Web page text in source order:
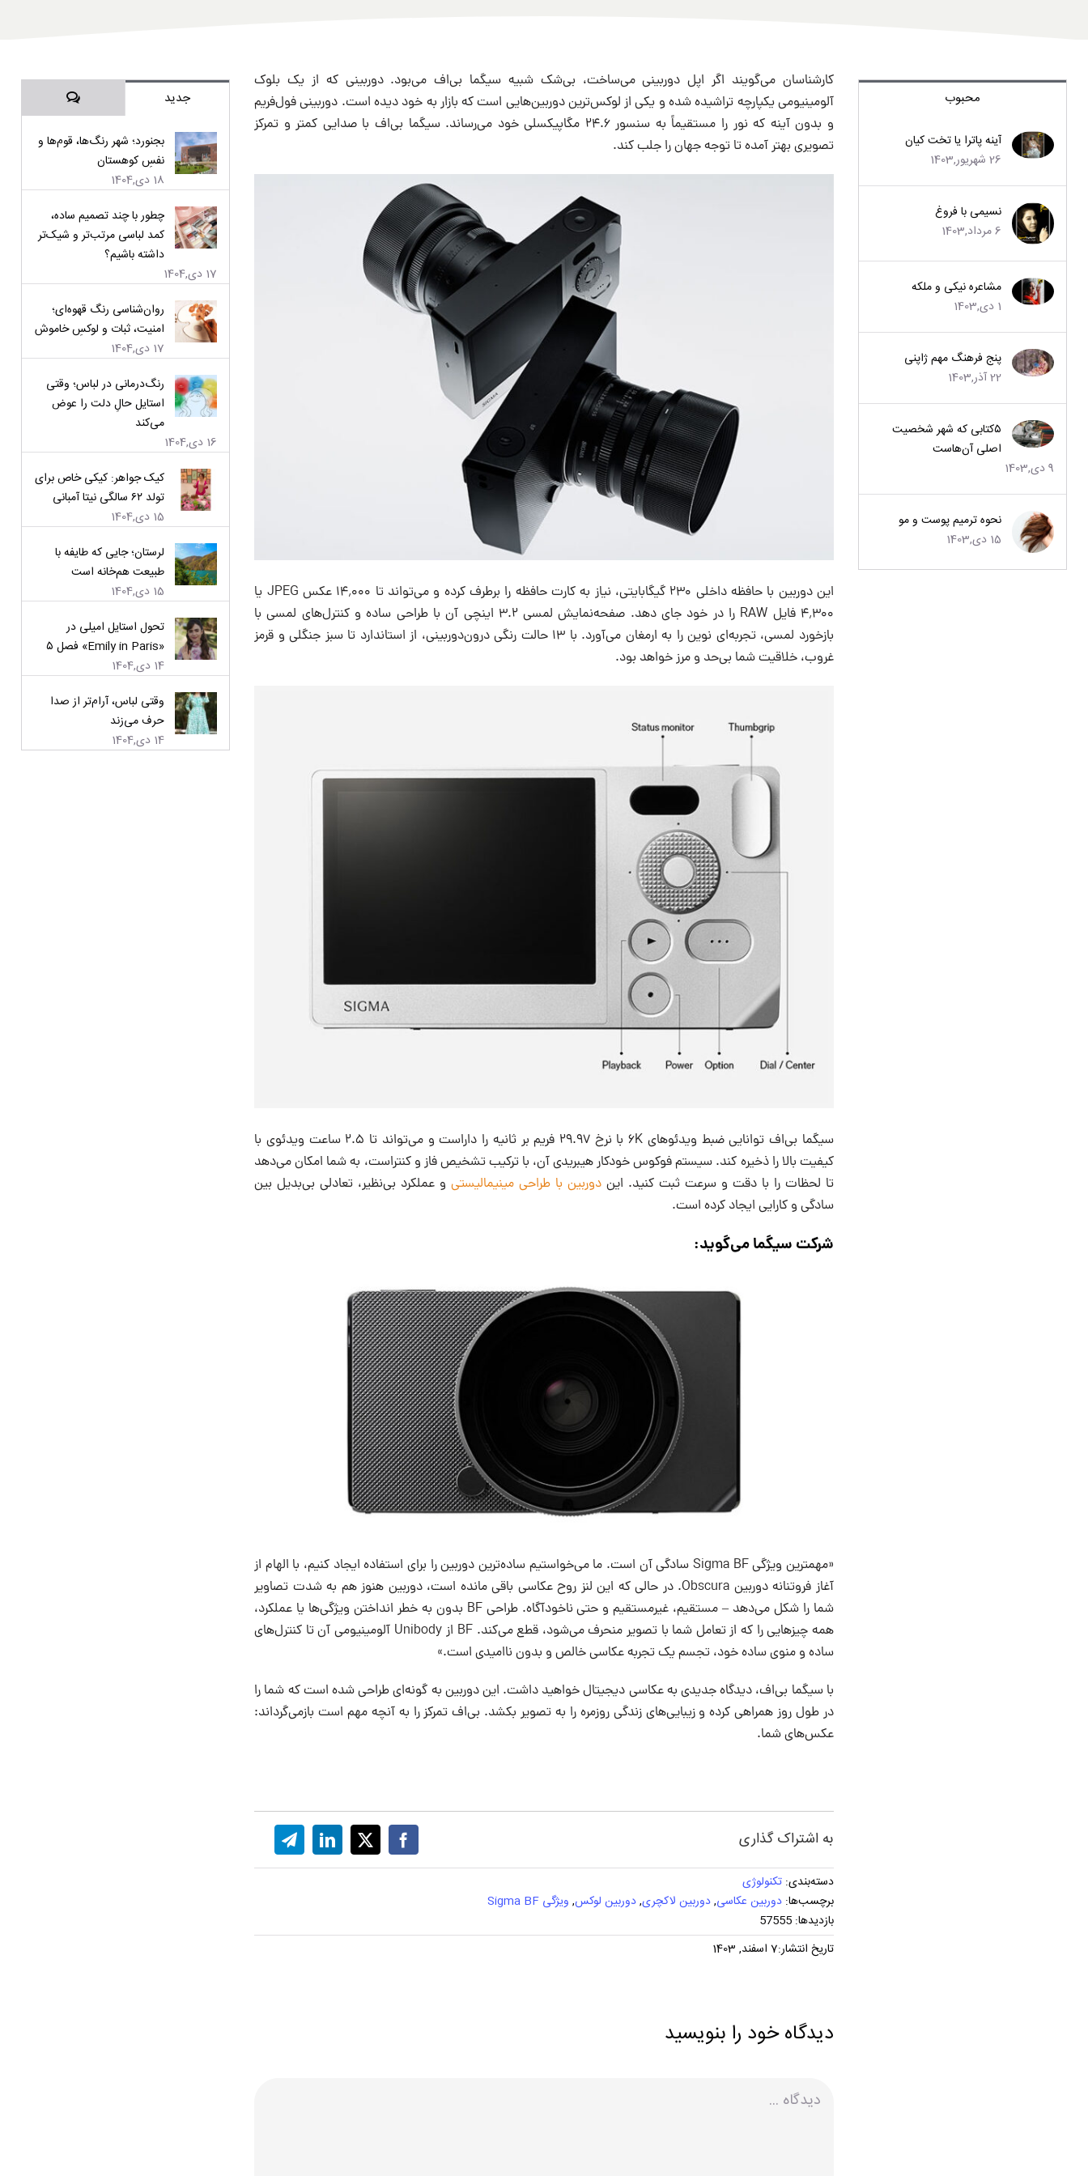
محبوب
آینه پاترا یا تخت کیان
26 شهریور,1403
نسیمی با فروغ
6 مرداد,1403
مشاعره نیکی و ملکه
1 دی,1403
پنج فرهنگ مهم ژاپنی
22 آذر,1403
۵کتابی که شهر شخصیت
اصلی آن‌هاست
9 دی,1403
نحوه ترمیم پوست و مو
15 دی,1403
کارشناسان می‌گویند اگر اپل دوربینی می‌ساخت، بی‌شک شبیه سیگما بی‌اف می‌بود. دوربینی که از یک بلوک
آلومینیومی یکپارچه تراشیده شده و یکی از لوکس‌ترین دوربین‌هایی است که بازار به خود دیده است. دوربینی فول‌فریم
و بدون آینه که نور را مستقیماً به سنسور ۲۴.۶ مگاپیکسلی خود می‌رساند. سیگما بی‌اف با صدایی کمتر و تمرکز
تصویری بهتر آمده تا توجه جهان را جلب کند.
این دوربین با حافظه داخلی ۲۳۰ گیگابایتی، نیاز به کارت حافظه را برطرف کرده و می‌تواند تا ۱۴٬۰۰۰ عکس JPEG یا
۴٬۳۰۰ فایل RAW را در خود جای دهد. صفحه‌نمایش لمسی ۳.۲ اینچی آن با طراحی ساده و کنترل‌های لمسی با
بازخورد لمسی، تجربه‌ای نوین را به ارمغان می‌آورد. با ۱۳ حالت رنگی درون‌دوربینی، از استاندارد تا سبز جنگلی و قرمز
غروب، خلاقیت شما بی‌حد و مرز خواهد بود.
سیگما بی‌اف توانایی ضبط ویدئوهای 6K با نرخ ۲۹.۹۷ فریم بر ثانیه را داراست و می‌تواند تا ۲.۵ ساعت ویدئوی با
کیفیت بالا را ذخیره کند. سیستم فوکوس خودکار هیبریدی آن، با ترکیب تشخیص فاز و کنتراست، به شما امکان می‌دهد
تا لحظات را با دقت و سرعت ثبت کنید. این دوربین با طراحی مینیمالیستیو عملکرد بی‌نظیر، تعادلی بی‌بدیل بین
سادگی و کارایی ایجاد کرده است.
شرکت سیگما می‌گوید:
«مهمترین ویژگی Sigma BF سادگی آن است. ما می‌خواستیم ساده‌ترین دوربین را برای استفاده ایجاد کنیم، با الهام از
آغاز فروتنانه دوربین Obscura. در حالی که این لنز روح عکاسی باقی مانده است، دوربین هنوز هم به شدت تصاویر
شما را شکل می‌دهد – مستقیم، غیرمستقیم و حتی ناخودآگاه. طراحی BF بدون به خطر انداختن ویژگی‌ها یا عملکرد،
همه چیزهایی را که از تعامل شما با تصویر منحرف می‌شود، قطع می‌کند. BF از Unibody آلومینیومی آن تا کنترل‌های
ساده و منوی ساده خود، تجسم یک تجربه عکاسی خالص و بدون ناامیدی است.»
با سیگما بی‌اف، دیدگاه جدیدی به عکاسی دیجیتال خواهید داشت. این دوربین به گونه‌ای طراحی شده است که شما را
در طول روز همراهی کرده و زیبایی‌های زندگی روزمره را به تصویر بکشد. بی‌اف تمرکز را به آنچه مهم است بازمی‌گرداند:
عکس‌های شما.
به اشتراک گذاری
دسته‌بندی:تکنولوژی
برچسب‌ها:دوربین عکاسی,دوربین لاکچری,دوربین لوکس, ویژگی Sigma BF
بازدیدها: 57555
تاریخ انتشار:7 اسفند, 1403
دیدگاه خود را بنویسید
جدید دیدگاه‌ها
بجنورد؛ شهر رنگ‌ها، قوم‌ها و
نفسِ کوهستان
18 دی,1404
چطور با چند تصمیم ساده،
کمد لباسی مرتب‌تر و شیک‌تر
داشته باشیم؟
17 دی,1404
روان‌شناسی رنگ قهوه‌ای؛
امنیت، ثبات و لوکسِ خاموش
17 دی,1404
رنگ‌درمانی در لباس؛ وقتی
استایل حالِ دلت را عوض
می‌کند
16 دی,1404
کیک جواهر: کیکی خاص برای
تولد ۶۲ سالگی نیتا آمبانی
15 دی,1404
لرستان؛ جایی که طایفه با
طبیعت هم‌خانه است
15 دی,1404
تحول استایل امیلی در
«Emily in Paris» فصل ۵
14 دی,1404
وقتی لباس، آرام‌تر از صدا
حرف می‌زند
14 دی,1404